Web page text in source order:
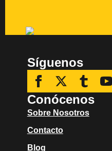
Síguenos
Conócenos
Sobre Nosotros
Contacto
Blog